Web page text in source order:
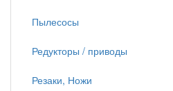
Пылесосы
Редукторы / приводы
Резаки, Ножи